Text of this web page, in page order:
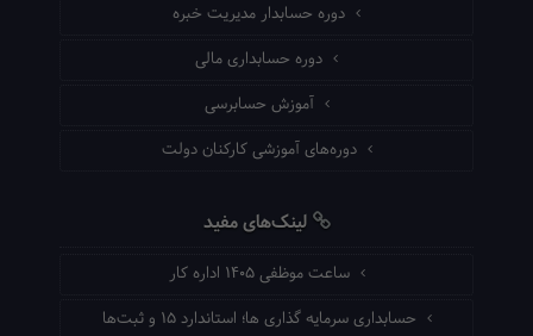
دوره حسابدار مدیریت خبره
دوره حسابداری مالی
آموزش حسابرسی
دوره‌های آموزشی کارکنان دولت
لینک‌های مفید
ساعت موظفی ۱۴۰۵ اداره کار
حسابداری سرمایه گذاری ها؛ استاندارد ۱۵ و ثبت‌ها